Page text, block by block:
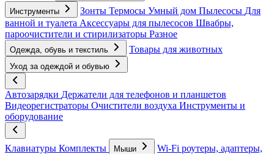
Инструменты Зонты Термосы Умный дом Пылесосы Для
ванной и туалета Аксессуары для пылесосов Швабры,
пароочистители и стирилизаторы Разное
Одежда, обувь и текстиль Товары для животных
Уход за одеждой и обувью
Автозарядки Держатели для телефонов и планшетов
Видеорегистраторы Очистители воздуха Инструменты и
оборудование
Клавиатуры Комплекты Мыши
Wi-Fi роутеры, адаптеры,